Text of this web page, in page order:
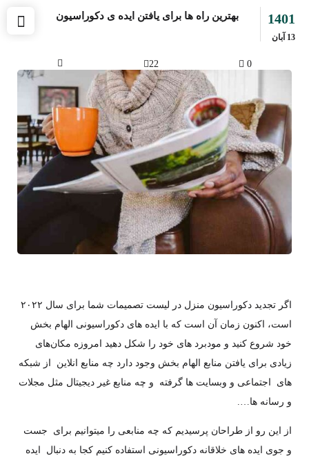
1401
13 آبان
بهترین راه ها برای یافتن ایده‌ ی دکوراسیون
0
22
اگر تجدید دکوراسیون منزل در لیست تصمیمات شما برای سال ۲۰۲۲
است، اکنون زمان آن است که با ایده های دکوراسیونی الهام بخش
خود شروع کنید و مودبرد های خود را شکل دهید امروزه مکان‌های
زیادی برای یافتن منابع الهام بخش وجود دارد چه منابع انلاین از شبکه
های اجتماعی و وبسایت ها گرفته و چه منابع غیر دیجیتال مثل مجلات
و رسانه ها….
از این رو از طراحان پرسیدیم که چه منابعی را میتوانیم برای جست
و جوی ایده های خلاقانه دکوراسیونی استفاده کنیم کجا به دنبال ایده